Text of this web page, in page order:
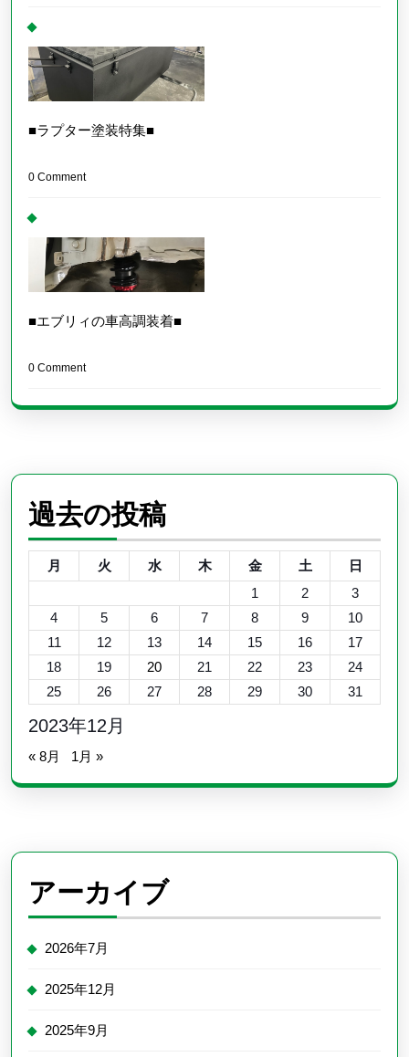
■ラプター塗装特集■
0 Comment
■エブリィの車高調装着■
0 Comment
過去の投稿
2023年12月
月 火 水 木 金 土
日
1
2
3
4
5 6 7 8 9
10
11
12 13 14 15 16
17
18
19 20 21 22 23
24
25
26 27 28 29 30 31
« 8月 1月 »
アーカイブ
2026年7月
2025年12月
2025年9月